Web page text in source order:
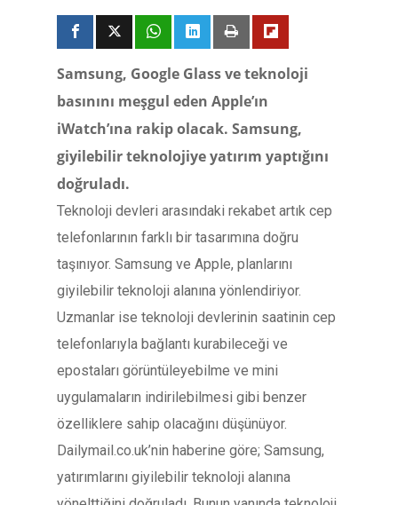
Samsung, Google Glass ve teknoloji
basınını meşgul eden Apple’ın
iWatch’ına rakip olacak. Samsung,
giyilebilir teknolojiye yatırım yaptığını
doğruladı.
Teknoloji devleri arasındaki rekabet artık cep
telefonlarının farklı bir tasarımına doğru
taşınıyor. Samsung ve Apple, planlarını
giyilebilir teknoloji alanına yönlendiriyor.
Uzmanlar ise teknoloji devlerinin saatinin cep
telefonlarıyla bağlantı kurabileceği ve
epostaları görüntüleyebilme ve mini
uygulamaların indirilebilmesi gibi benzer
özelliklere sahip olacağını düşünüyor.
Dailymail.co.uk’nin haberine göre; Samsung,
yatırımlarını giyilebilir teknoloji alanına